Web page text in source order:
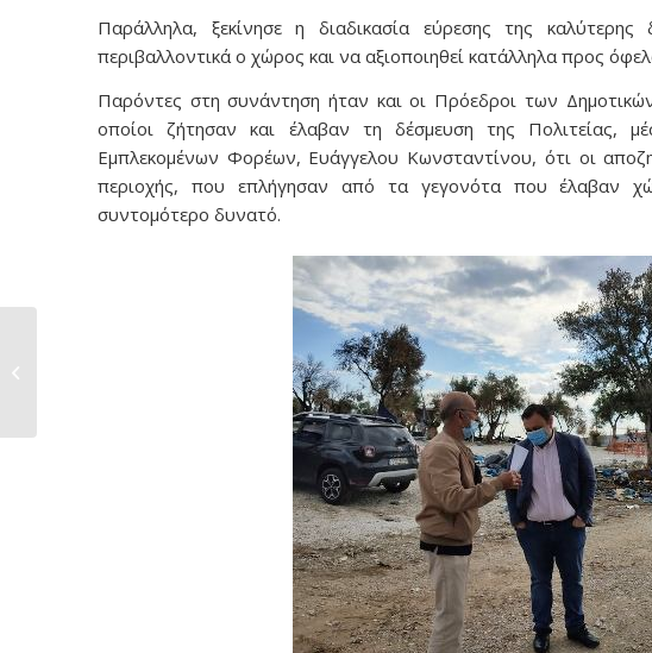
Παράλληλα, ξεκίνησε η διαδικασία εύρεσης της
περιβαλλοντικά ο χώρος και να αξιοποιηθεί κατάλληλα προς
Παρόντες στη συνάντηση ήταν και οι Πρόεδροι των
οποίοι ζήτησαν και έλαβαν τη δέσμευση της Πολιτείας,
Εμπλεκομένων Φορέων, Ευάγγελου Κωνσταντίνου, ότι οι
περιοχής, που επλήγησαν από τα γεγονότα που έλαβαν
συντομότερο δυνατό.